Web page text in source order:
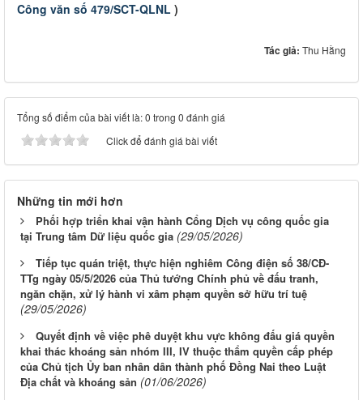
Công văn số 479/SCT-QLNL )
Tác giả: Thu Hằng
Tổng số điểm của bài viết là: 0 trong 0 đánh giá
Click để đánh giá bài viết
Những tin mới hơn
Phối hợp triển khai vận hành Cổng Dịch vụ công quốc gia
tại Trung tâm Dữ liệu quốc gia (29/05/2026)
Tiếp tục quán triệt, thực hiện nghiêm Công điện số 38/CĐ-
TTg ngày 05/5/2026 của Thủ tướng Chính phủ về đấu tranh,
ngăn chặn, xử lý hành vi xâm phạm quyền sở hữu trí tuệ
(29/05/2026)
Quyết định về việc phê duyệt khu vực không đấu giá quyền
khai thác khoáng sản nhóm III, IV thuộc thẩm quyền cấp phép
của Chủ tịch Ủy ban nhân dân thành phố Đồng Nai theo Luật
Địa chất và khoáng sản (01/06/2026)